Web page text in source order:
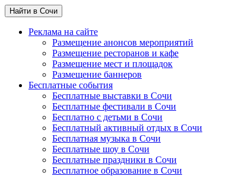
Найти в Сочи
Реклама на сайте
Размещение анонсов мероприятий
Размещение ресторанов и кафе
Размещение мест и площадок
Размещение баннеров
Бесплатные события
Бесплатные выставки в Сочи
Бесплатные фестивали в Сочи
Бесплатно с детьми в Сочи
Бесплатный активный отдых в Сочи
Бесплатная музыка в Сочи
Бесплатные шоу в Сочи
Бесплатные праздники в Сочи
Бесплатное образование в Сочи